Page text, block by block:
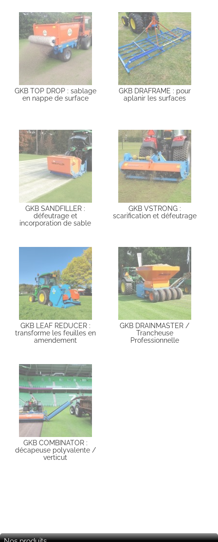
GKB TOP DROP : sablage
en nappe de surface
GKB DRAFRAME : pour
aplanir les surfaces
GKB SANDFILLER :
défeutrage et
incorporation de sable
GKB VSTRONG :
scarification et défeutrage
GKB LEAF REDUCER :
transforme les feuilles en
amendement
GKB DRAINMASTER /
Trancheuse
Professionnelle
GKB COMBINATOR :
décapeuse polyvalente /
verticut